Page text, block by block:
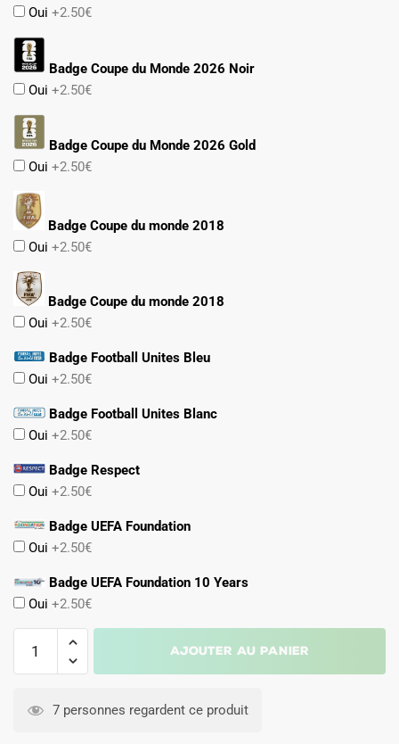
Oui +2.50€
Badge Coupe du Monde 2026 Noir
Oui +2.50€
Badge Coupe du Monde 2026 Gold
Oui +2.50€
Badge Coupe du monde 2018
Oui +2.50€
Badge Coupe du monde 2018
Oui +2.50€
Badge Football Unites Bleu
Oui +2.50€
Badge Football Unites Blanc
Oui +2.50€
Badge Respect
Oui +2.50€
Badge UEFA Foundation
Oui +2.50€
Badge UEFA Foundation 10 Years
Oui +2.50€
EQUIPE
Ajouter au panier
7 personnes regardent ce produit